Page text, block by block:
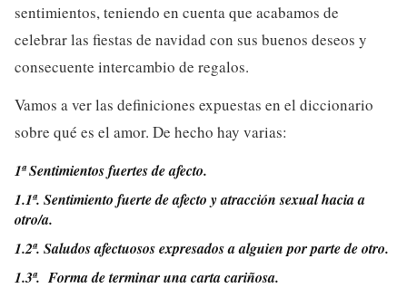
sentimientos, teniendo en cuenta que acabamos de
celebrar las fiestas de navidad con sus buenos deseos y
consecuente intercambio de regalos.
Vamos a ver las definiciones expuestas en el diccionario
sobre qué es el amor. De hecho hay varias:
1ª Sentimientos fuertes de afecto.
1.1ª. Sentimiento fuerte de afecto y atracción sexual hacia a
otro/a.
1.2ª. Saludos afectuosos expresados a alguien por parte de otro.
1.3ª. Forma de terminar una carta cariñosa.